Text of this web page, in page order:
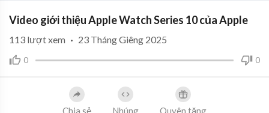
Video giới thiệu Apple Watch Series 10 của Apple
0 0
113 lượt xem · 23 Tháng Giêng 2025
Chia sẻ Nhúng Quyên tặng